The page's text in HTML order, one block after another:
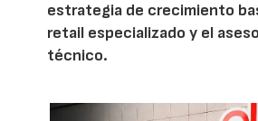
estrategia de crecimiento
retail especializado y el
técnico.